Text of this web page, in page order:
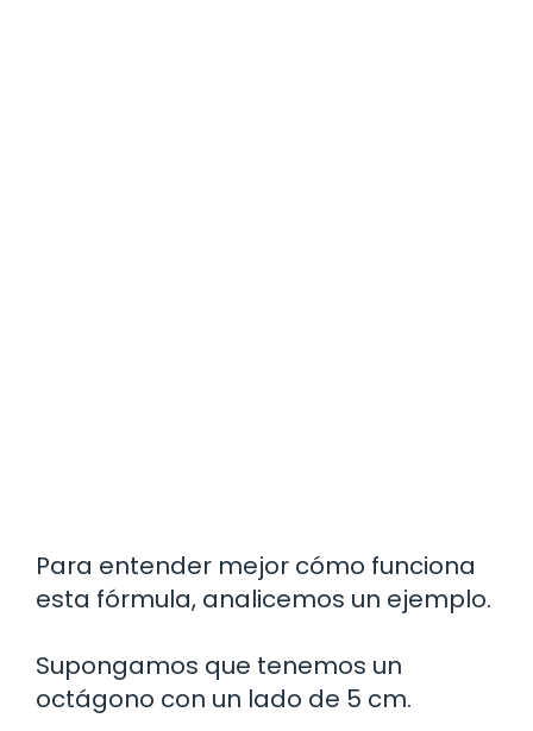
Para entender mejor cómo funciona
esta fórmula, analicemos un ejemplo.
Supongamos que tenemos un
octágono con un lado de 5 cm.